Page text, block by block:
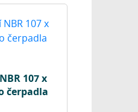
107 x
čerpadla